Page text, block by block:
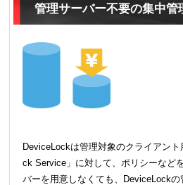
管理サーバー不要の集中管
DeviceLockは管理対象のクライアン
ck Service」に対して、ポリシーなど
バーを用意しなくても、DeviceLock